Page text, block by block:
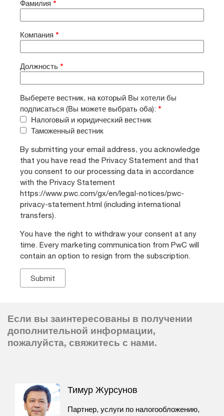
Фамилия *
Компания *
Должность *
Выберете вестник, на который Вы хотели бы
подписаться (Вы можете выбрать оба): *
Налоговый и юридический вестник
Таможенный вестник
By submitting your email address, you acknowledge
that you have read the Privacy Statement and that
you consent to our processing data in accordance
with the Privacy Statement
https://www.pwc.com/gx/en/legal-notices/pwc-
privacy-statement.html (including international
transfers).
You have the right to withdraw your consent at any
time. Every marketing communication from PwC will
contain an option to resign from the subscription.
Если вы заинтересованы в получении
дополнительной информации,
пожалуйста, свяжитесь с нами.
Тимур Журсунов
Партнер, услуги по налогообложению,